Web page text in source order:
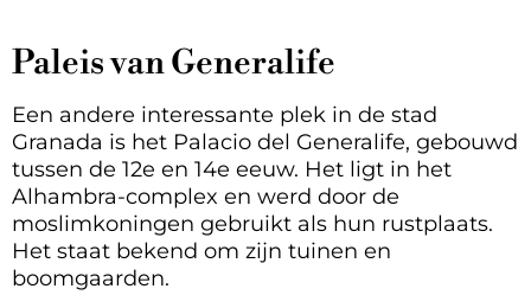
Paleis van Generalife
Een andere interessante plek in de stad
Granada is het Palacio del Generalife, gebouwd
tussen de 12e en 14e eeuw. Het ligt in het
Alhambra-complex en werd door de
moslimkoningen gebruikt als hun rustplaats.
Het staat bekend om zijn tuinen en
boomgaarden.